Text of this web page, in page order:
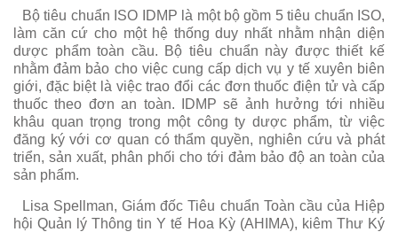
Bộ tiêu chuẩn ISO IDMP là một bộ gồm 5 tiêu chuẩn ISO,
làm căn cứ cho một hệ thống duy nhất nhằm nhận diện
dược phẩm toàn cầu. Bộ tiêu chuẩn này được thiết kế
nhằm đảm bảo cho việc cung cấp dịch vụ y tế xuyên biên
giới, đặc biệt là việc trao đổi các đơn thuốc điện tử và cấp
thuốc theo đơn an toàn. IDMP sẽ ảnh hưởng tới nhiều
khâu quan trọng trong một công ty dược phẩm, từ việc
đăng ký với cơ quan có thẩm quyền, nghiên cứu và phát
triển, sản xuất, phân phối cho tới đảm bảo độ an toàn của
sản phẩm.
Lisa Spellman, Giám đốc Tiêu chuẩn Toàn cầu của Hiệp
hội Quản lý Thông tin Y tế Hoa Kỳ (AHIMA), kiêm Thư Ký